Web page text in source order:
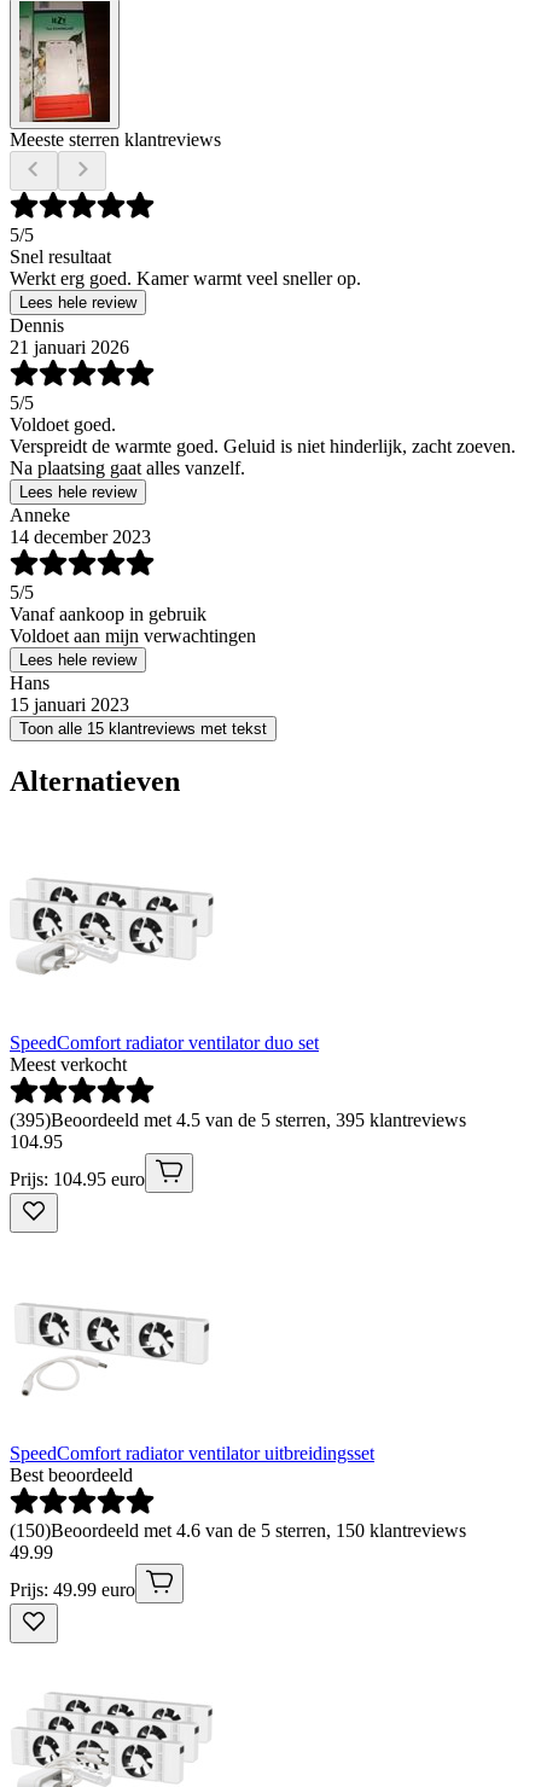
Meeste sterren klantreviews
5/5
Snel resultaat
Werkt erg goed. Kamer warmt veel sneller op.
Lees hele review
Dennis
21 januari 2026
5/5
Voldoet goed.
Verspreidt de warmte goed. Geluid is niet hinderlijk, zacht zoeven.
Na plaatsing gaat alles vanzelf.
Lees hele review
Anneke
14 december 2023
5/5
Vanaf aankoop in gebruik
Voldoet aan mijn verwachtingen
Lees hele review
Hans
15 januari 2023
Toon alle 15 klantreviews met tekst
Alternatieven
SpeedComfort radiator ventilator duo set
Meest verkocht
(395)Beoordeeld met 4.5 van de 5 sterren, 395 klantreviews
104.95
Prijs: 104.95 euro
SpeedComfort radiator ventilator uitbreidingsset
Best beoordeeld
(150)Beoordeeld met 4.6 van de 5 sterren, 150 klantreviews
49.99
Prijs: 49.99 euro